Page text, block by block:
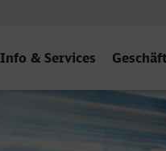
Info & Services